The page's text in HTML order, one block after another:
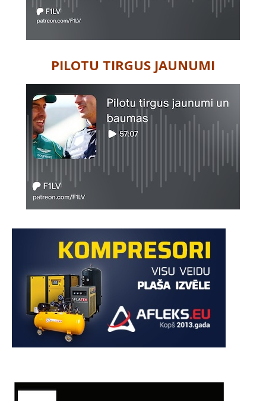
PILOTU TIRGUS JAUNUMI